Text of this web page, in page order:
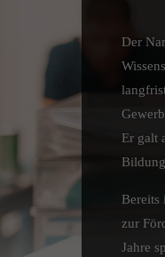
Der
Er galt
Bereits
zur
Jahre